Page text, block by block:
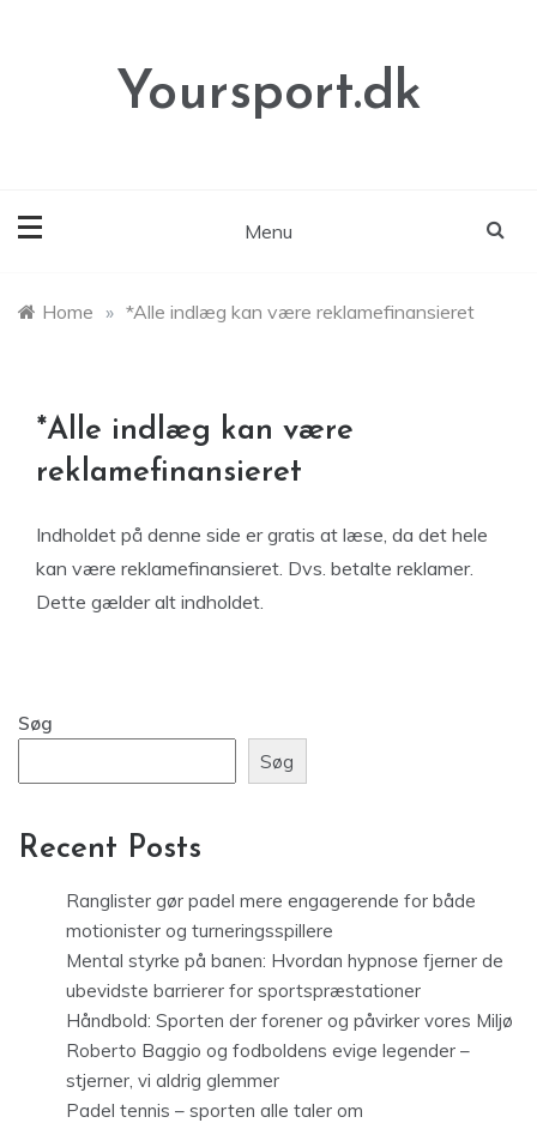
Yoursport.dk
Menu
Home » *Alle indlæg kan være reklamefinansieret
*Alle indlæg kan være
reklamefinansieret
Indholdet på denne side er gratis at læse, da det hele
kan være reklamefinansieret. Dvs. betalte reklamer.
Dette gælder alt indholdet.
Søg
Søg
Recent Posts
Ranglister gør padel mere engagerende for både
motionister og turneringsspillere
Mental styrke på banen: Hvordan hypnose fjerner de
ubevidste barrierer for sportspræstationer
Håndbold: Sporten der forener og påvirker vores Miljø
Roberto Baggio og fodboldens evige legender –
stjerner, vi aldrig glemmer
Padel tennis – sporten alle taler om